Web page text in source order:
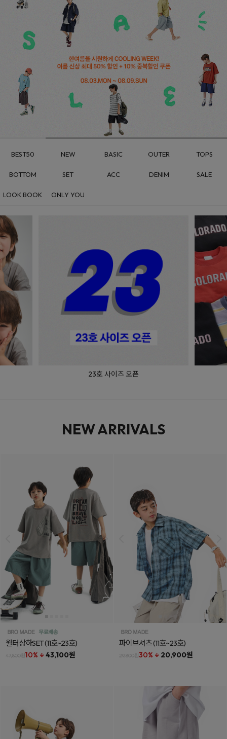
BEST50 NEW BASIC OUTER TOPS
BOTTOM SET ACC DENIM SALE
LOOK BOOK ONLY YOU
매일 입는 베이직
NEW ARRIVALS
월터상하SET(11호~23호)
47,800원10% ↓ 43,100원
파이브셔츠(11호~23호)
29,800원30% ↓ 20,900원